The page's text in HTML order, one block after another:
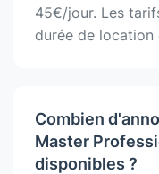
45€/jour. Les
durée de location
Combien
Master
disponibles ?